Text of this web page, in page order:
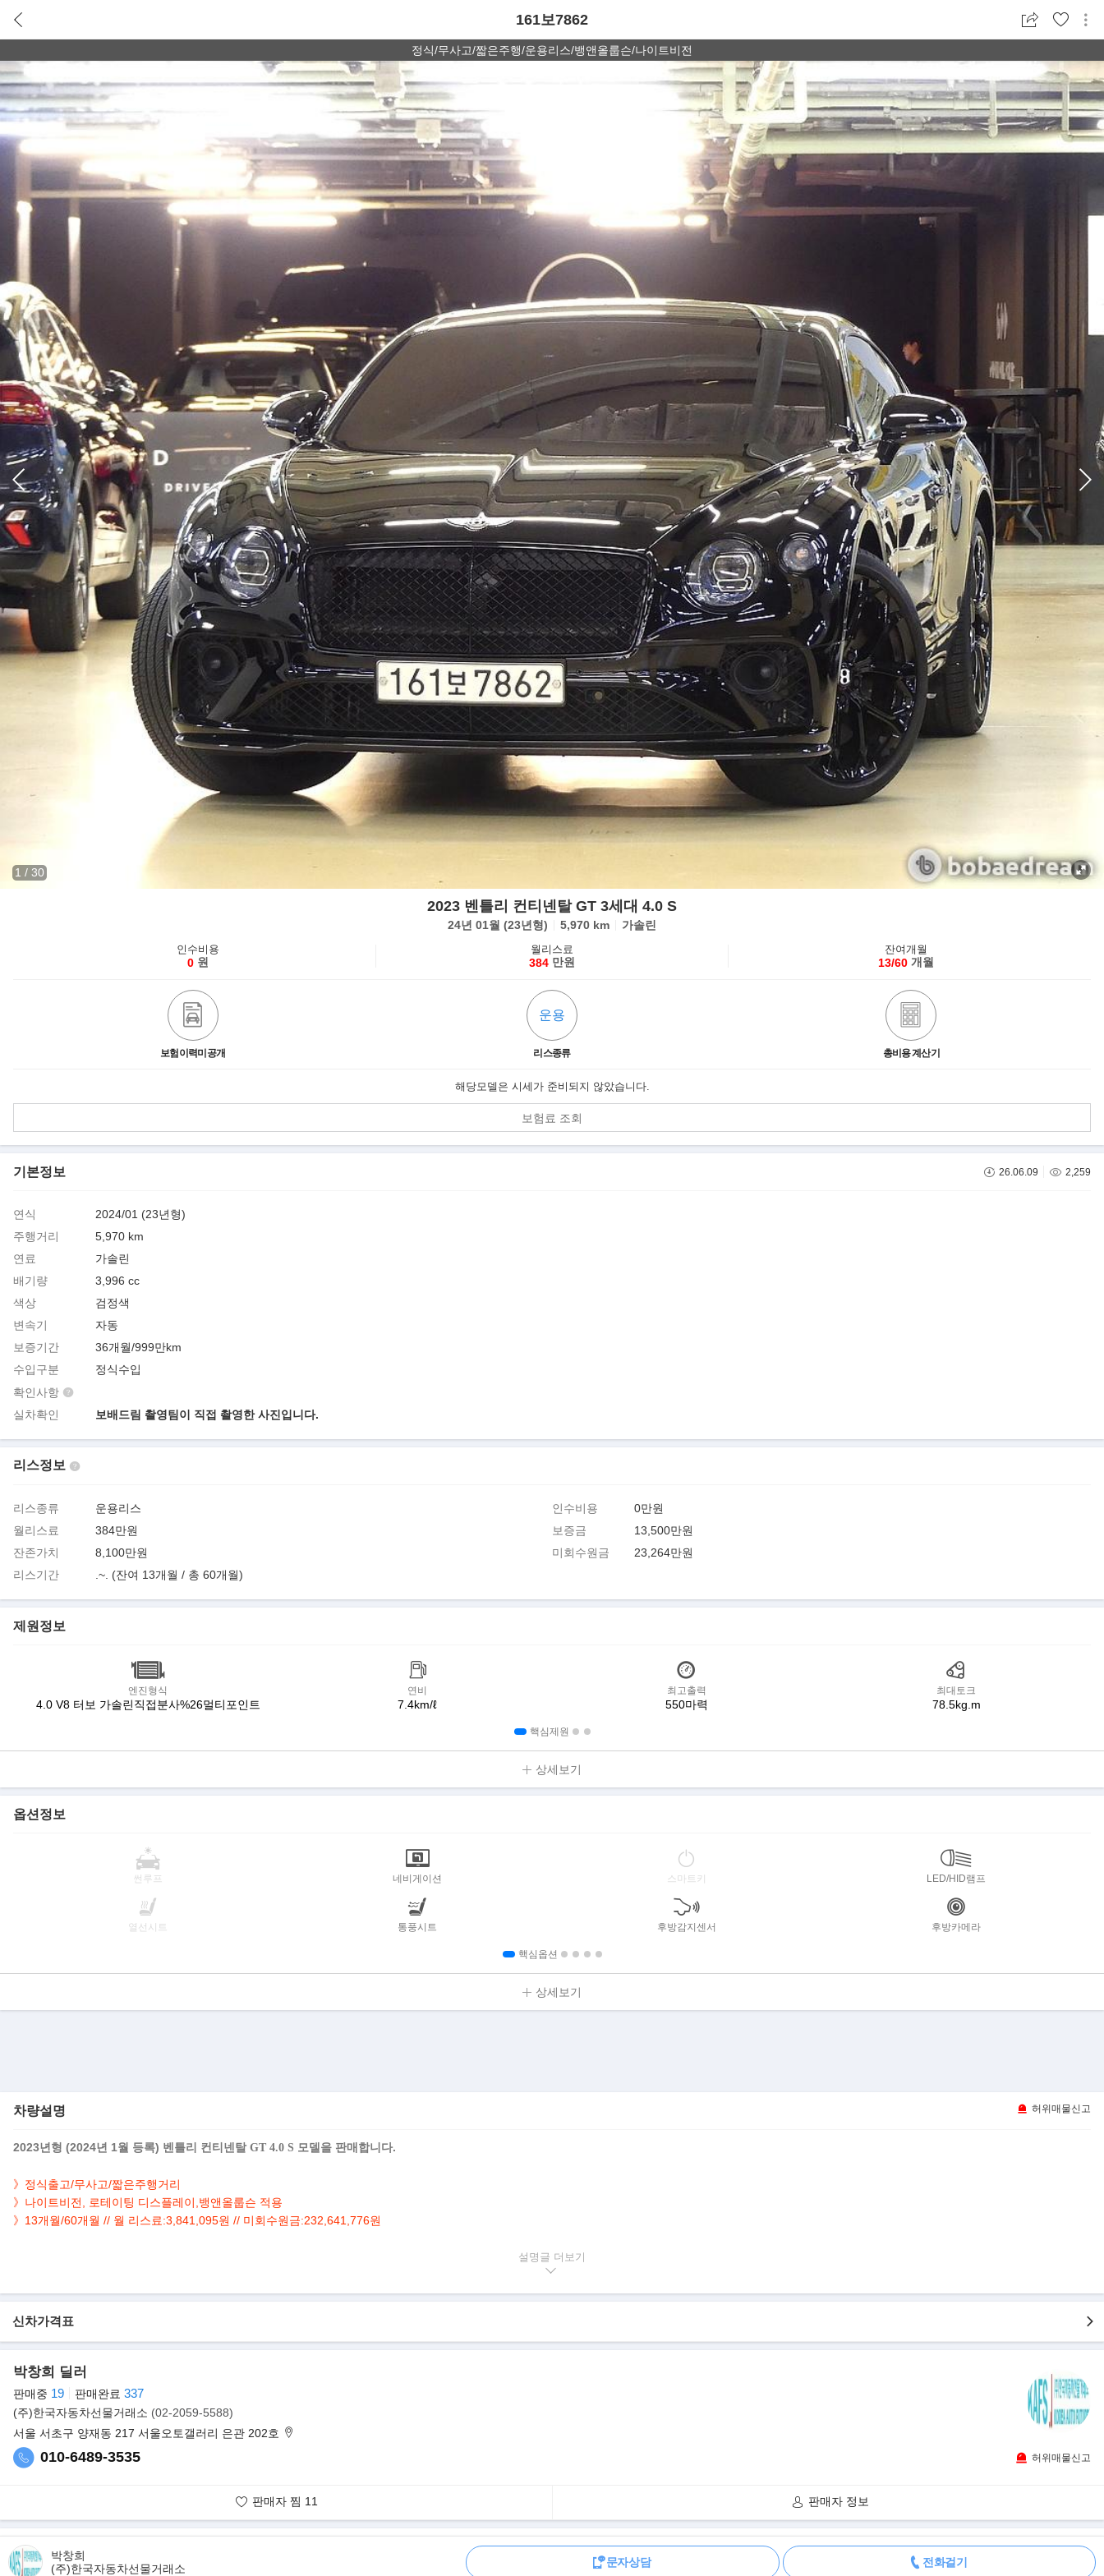
161보7862
정식/무사고/짧은주행/운용리스/뱅앤올룹슨/나이트비전
1 / 30
2023 벤틀리 컨티넨탈 GT 3세대 4.0 S
24년 01월 (23년형) 5,970 km 가솔린
인수비용
0 원
월리스료
384 만원
잔여개월
13/60 개월
보험이력미공개 리스종류
운용
총비용 계산기
해당모델은 시세가 준비되지 않았습니다.
보험료 조회
기본정보 26.06.09 2,259
연식
2024/01 (23년형)
주행거리
5,970 km
연료
가솔린
배기량
3,996 cc
색상
검정색
변속기
자동
보증기간
36개월/999만km
수입구분
정식수입
확인사항
실차확인
보배드림 촬영팀이 직접 촬영한 사진입니다.
리스정보
리스종류 운용리스 인수비용
0만원
월리스료
384만원 보증금
13,500만원
잔존가치
8,100만원 미회수원금
23,264만원
리스기간
.~. (잔여 13개월 / 총 60개월)
제원정보
엔진형식
4.0 V8 터보 가솔린직접분사%26멀티포인트
연비
7.4km/ℓ
최고출력
550마력
최대토크
78.5kg.m
핵심제원
상세보기
옵션정보
썬루프 네비게이션 스마트키 LED/HID램프
열선시트 통풍시트 후방감지센서 후방카메라
핵심옵션
상세보기
차량설명 허위매물신고
2023년형 (2024년 1월 등록) 벤틀리 컨티넨탈 GT 4.0 S 모델을 판매합니다.
》정식출고/무사고/짧은주행거리
》나이트비전
, 로테이팅 디스플레이,뱅앤올룹슨 적용
》 13개월/60개월 // 월 리스료:3,841,095원 // 미회수원금:232,641,776원
- 짧은 주행 최상급
- 뱅앤올룹슨 오디오
- 깔끔하게 관리된 실내/외
- 550마력 4.0L V8 터보 럭셔리 쿠페
▶벤틀리모터스코리아, 컨티넨탈 GT ‘뮬리너’, ‘아주르’, ‘S’ 라인업 확대
벤틀리모터스코리아가 공격적으로 라인업을 확장하고 있다. 대표 모델인 컨티넨탈 GT에서만 세 가지 신차를
한꺼번에 출시했다. 제각기 550마력이 넘는 ‘뮬리너’ ‘아주르’ ‘S’가 편대 비행을 시작했다.
설명글
신차가격표
박창희 딜러
판매중 19 판매완료 337
(주)한국자동차선물거래소 (02-2059-5588)
서울 서초구 양재동 217 서울오토갤러리 은관 202호
010-6489-3535 허위매물신고
판매자 찜 11 판매자 정보
판매자 보유매물 더보기
박창희
(주)한국자동차선물거래소
문자상담 전화걸기